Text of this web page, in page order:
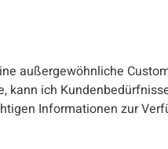
außergewöhnliche
kann ich
Informationen zur